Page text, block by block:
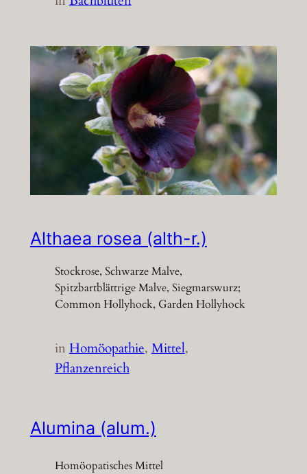
Althaea rosea (alth-r.)
Stockrose, Schwarze Malve,
Spitzbartblättrige Malve, Siegmarswurz;
Common Hollyhock, Garden Hollyhock
inHomöopathie, Mittel
Pflanzenreich
Alumina (alum.)
Homöopatisches Mittel